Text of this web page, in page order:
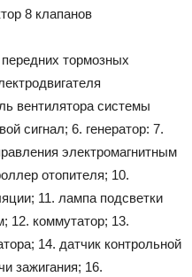
тормозных
вентилятора системы
сигнал; 6. генератор: 7.
электромагнитным
отопителя; 10.
11. лампа подсветки
12. коммутатор; 13.
14. датчик контрольной
зажигания; 16.